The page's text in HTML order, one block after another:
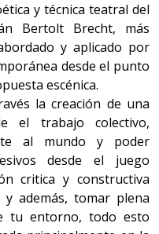
y técnica teatral del
Bertolt Brecht, más
y aplicado por
desde el punto
escénica.
la creación de una
el trabajo colectivo,
al mundo y poder
desde el juego
critica y constructiva
además, tomar plena
tu entorno, todo esto